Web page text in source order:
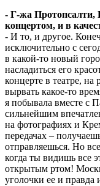
- Г-жа
концертом, и в
- И то, и другое.
исключительно с
в какой-то новый
насладиться его
концерте в театре, на
вырвать какое-то
я побывала вместе с
сильнейшим
на фотографиях и
передачах –
отправляешься. Но
когда ты видишь все
открытым ртом!
уголочки ее и правда